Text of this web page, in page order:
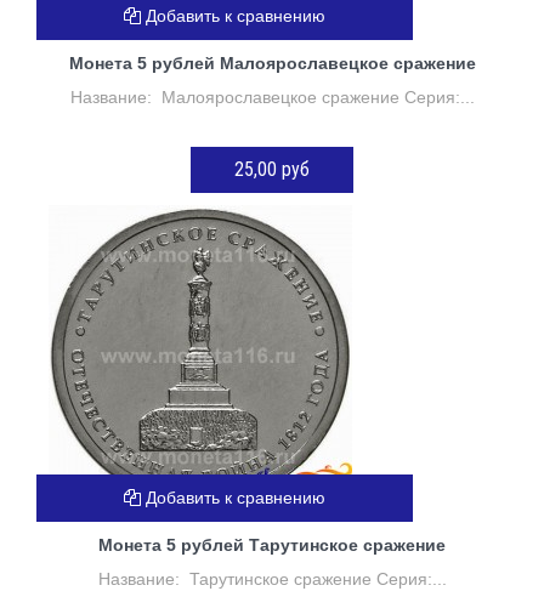
Монета 5 рублей Малоярославецкое сражение
Название: Малоярославецкое сражение Серия:...
25,00 руб
ДОБАВИТЬ В КОРЗИНУ
Добавить к сравнению
Монета 5 рублей Тарутинское сражение
Название: Тарутинское сражение Серия:...
Добавить к сравнению